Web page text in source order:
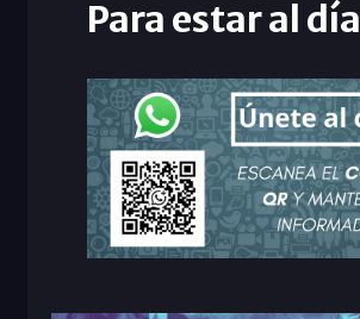
Para estar al día